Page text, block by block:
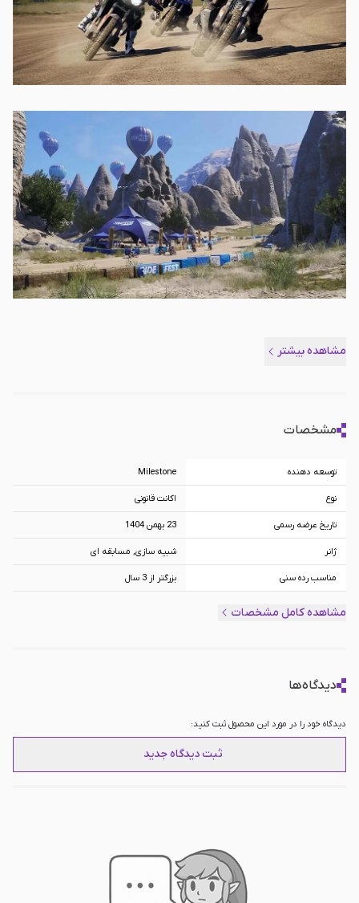
مشاهده بیشتر
مشخصات
توسعه دهنده Milestone
نوع اکانت قانونی
تاریخ عرضه رسمی 23 بهمن 1404
ژانر شبیه سازی, مسابقه ای
مناسب رده سنی بزرگتر از 3 سال
مشاهده کامل مشخصات
دیدگاه‌ها
دیدگاه خود را در مورد این محصول ثبت کنید:
ثبت دیدگاه جدید